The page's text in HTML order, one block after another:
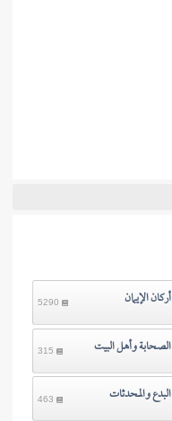
أركان الإيمان 5290
الصحابة وأهل البيت 315
البدع والمحدثات 463